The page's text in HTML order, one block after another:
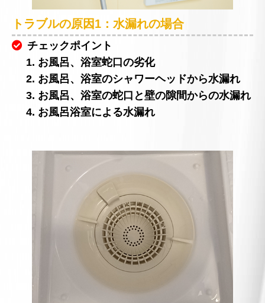
トラブルの原因1：水漏れの場合
チェックポイント
1. お風呂、浴室蛇口の劣化
2. お風呂、浴室のシャワーヘッドから水漏れ
3. お風呂、浴室の蛇口と壁の隙間からの水漏れ
4. お風呂浴室による水漏れ